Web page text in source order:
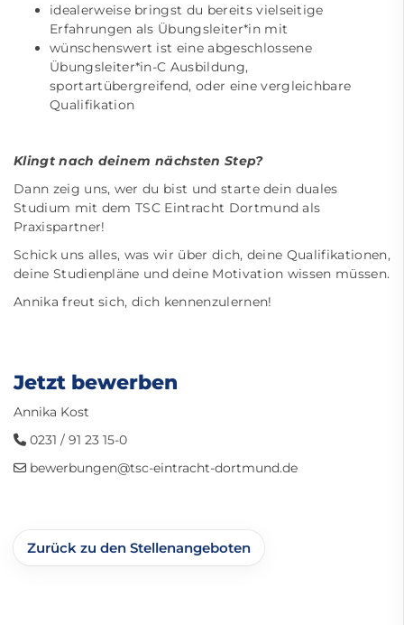
idealerweise bringst du bereits vielseitige
Erfahrungen als Übungsleiter*in mit
wünschenswert ist eine abgeschlossene
Übungsleiter*in-C Ausbildung,
sportartübergreifend, oder eine vergleichbare
Qualifikation
Klingt nach deinem nächsten Step?
Dann zeig uns, wer du bist und starte dein duales
Studium mit dem TSC Eintracht Dortmund als
Praxispartner!
Schick uns alles, was wir über dich, deine Qualifikationen,
deine Studienpläne und deine Motivation wissen müssen.
Annika freut sich, dich kennenzulernen!
Jetzt bewerben
Annika Kost
0231 / 91 23 15-0
bewerbungen@tsc-eintracht-dortmund.de
Zurück zu den Stellenangeboten